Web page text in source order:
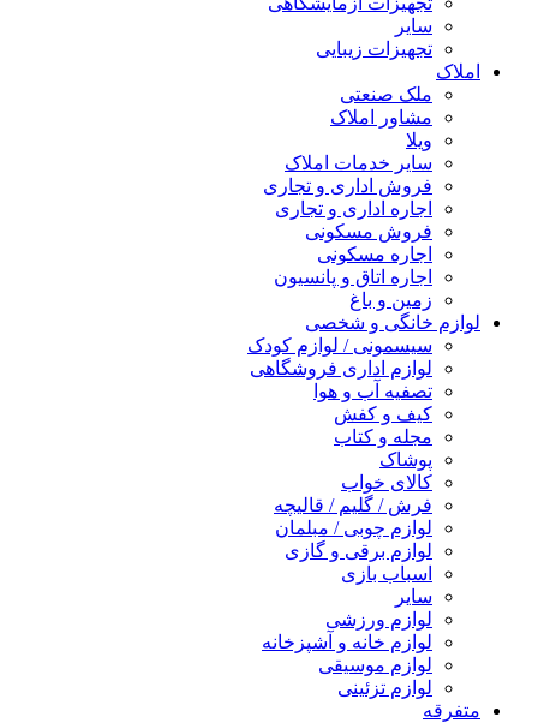
سایر
تجهیزات زیبایی
املاک
ملک صنعتی
مشاور املاک
ویلا
سایر خدمات املاک
فروش اداری و تجاری
اجاره اداری و تجاری
فروش مسکونی
اجاره مسکونی
اجاره اتاق و پانسیون
زمین و باغ
لوازم خانگی و شخصی
سیسمونی / لوازم کودک
لوازم اداری فروشگاهی
تصفیه آب و هوا
کیف و کفش
مجله و کتاب
پوشاک
کالای خواب
فرش / گلیم / قالیچه
لوازم چوبی / مبلمان
لوازم برقی و گازی
اسباب بازی
سایر
لوازم ورزشی
لوازم خانه و آشپزخانه
لوازم موسیقی
لوازم تزئینی
متفرقه